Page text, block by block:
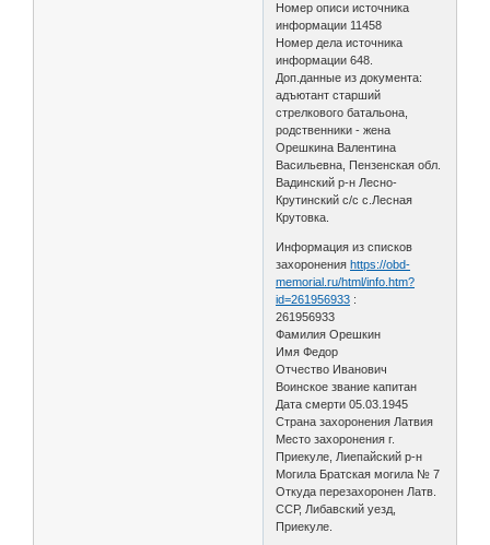
Номер описи источника
информации 11458
Номер дела источника
информации 648.
Доп.данные из документа:
адъютант старший
стрелкового батальона,
родственники - жена
Орешкина Валентина
Васильевна, Пензенская обл.
Вадинский р-н Лесно-
Крутинский с/с с.Лесная
Крутовка.
Информация из списков
захороненияhttps://obd-
memorial.ru/html/info.htm?
id=261956933 :
261956933
Фамилия Орешкин
Имя Федор
Отчество Иванович
Воинское звание капитан
Дата смерти 05.03.1945
Страна захоронения Латвия
Место захоронения г.
Приекуле, Лиепайский р-н
Могила Братская могила № 7
Откуда перезахоронен Латв.
ССР, Либавский уезд,
Приекуле.